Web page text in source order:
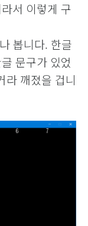
서 이렇게 구
봅니다. 한글
문구가 있었
라 깨졌을 겁니